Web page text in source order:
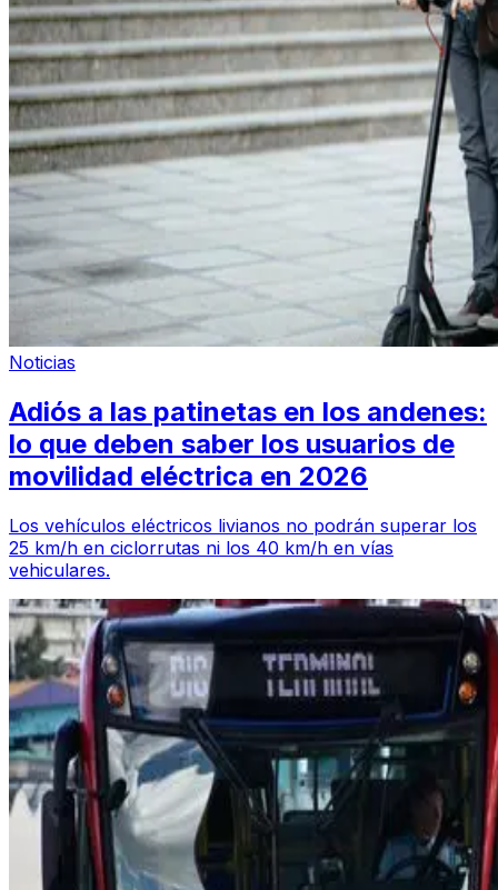
Noticias
Adiós a las patinetas en los andenes:
lo que deben saber los usuarios de
movilidad eléctrica en 2026
Los vehículos eléctricos livianos no podrán superar los
25 km/h en ciclorrutas ni los 40 km/h en vías
vehiculares.